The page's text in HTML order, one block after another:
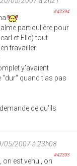
#42394
particulière pour
et Elle) tout
travailler.
y'avaient
"dur" quand t'as pas
ce qu'ils
05/2007 à 23h08
#42393
on est venu , on